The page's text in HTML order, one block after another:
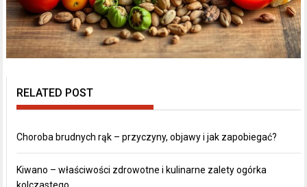
RELATED POST
Choroba brudnych rąk – przyczyny, objawy i jak zapobiegać?
Kiwano – właściwości zdrowotne i kulinarne zalety ogórka